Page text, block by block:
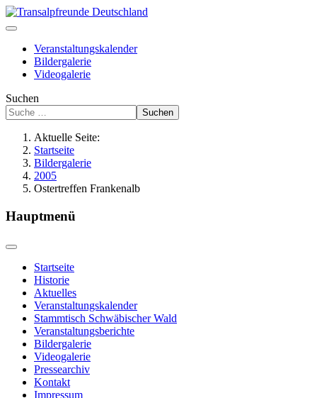
Veranstaltungskalender
Bildergalerie
Videogalerie
Suchen
Suchen
Aktuelle Seite:
Startseite
Bildergalerie
2005
Ostertreffen Frankenalb
Hauptmenü
Startseite
Historie
Aktuelles
Veranstaltungskalender
Stammtisch Schwäbischer Wald
Veranstaltungsberichte
Bildergalerie
Videogalerie
Pressearchiv
Kontakt
Impressum